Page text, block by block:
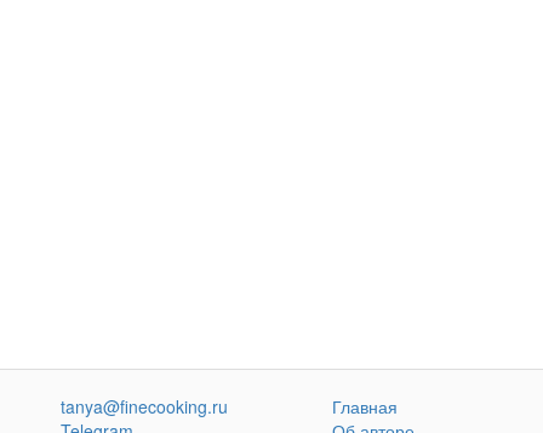
tanya@finecooking.ru
Главная